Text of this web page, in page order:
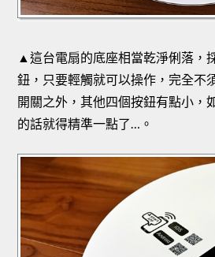
▲這台電扇的底座相當乾淨俐落，
鈕，只要輕觸就可以操作，完全不
開關之外，其他四個按鈕有點小，
的話就得精準一點了…。